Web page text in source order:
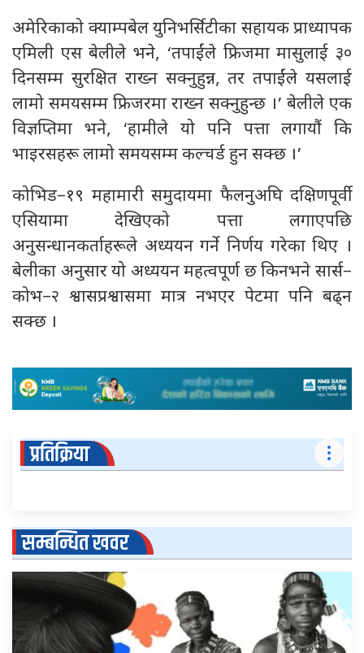
अमेरिकाको क्याम्पबेल युनिभर्सिटीका सहायक प्राध्यापक
एमिली एस बेलीले भने, ‘तपाईंले फ्रिजमा मासुलाई ३०
दिनसम्म सुरक्षित राख्न सक्नुहुन्न, तर तपाईंले यसलाई
लामो समयसम्म फ्रिजरमा राख्न सक्नुहुन्छ ।’ बेलीले एक
विज्ञप्तिमा भने, ‘हामीले यो पनि पत्ता लगायौं कि
भाइरसहरू लामो समयसम्म कल्चर्ड हुन सक्छ ।’
कोभिड–१९ महामारी समुदायमा फैलनुअघि दक्षिणपूर्वी
एसियामा देखिएको पत्ता लगाएपछि
अनुसन्धानकर्ताहरूले अध्ययन गर्ने निर्णय गरेका थिए ।
बेलीका अनुसार यो अध्ययन महत्वपूर्ण छ किनभने सार्स–
कोभ–२ श्वासप्रश्वासमा मात्र नभएर पेटमा पनि बढ्न
सक्छ ।
प्रतिक्रिया
सम्बन्धित खवर